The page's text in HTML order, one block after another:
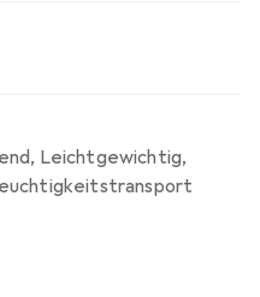
, Leichtgewichtig,